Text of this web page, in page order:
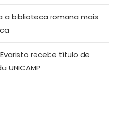
a biblioteca romana mais
recebe título de
UNICAMP